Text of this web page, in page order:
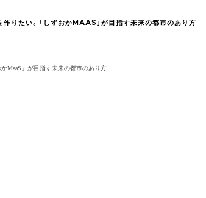
りたい。「しずおかMAAS」が目指す未来の都市のあり方